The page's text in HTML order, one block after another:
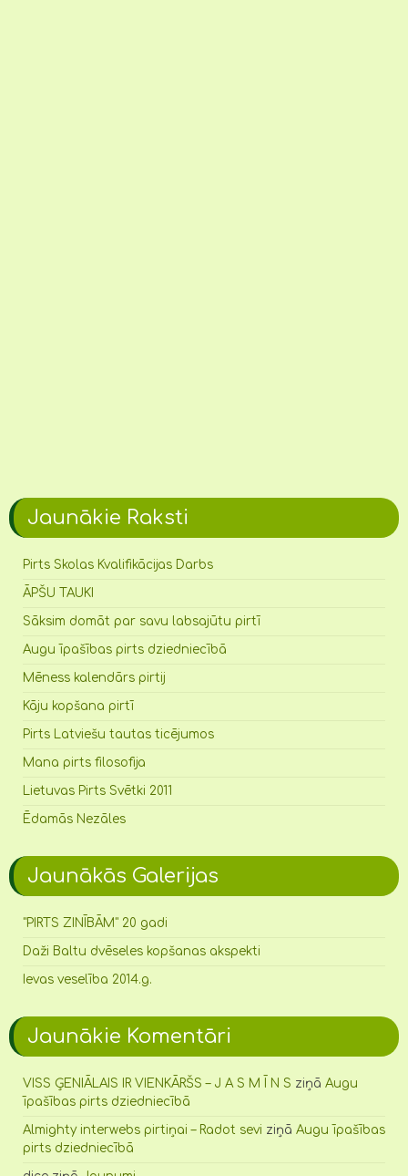
Jaunākie Raksti
Pirts Skolas Kvalifikācijas Darbs
ĀPŠU TAUKI
Sāksim domāt par savu labsajūtu pirtī
Augu īpašības pirts dziedniecībā
Mēness kalendārs pirtij
Kāju kopšana pirtī
Pirts Latviešu tautas ticējumos
Mana pirts filosofija
Lietuvas Pirts Svētki 2011
Ēdamās Nezāles
Jaunākās Galerijas
"PIRTS ZINĪBĀM" 20 gadi
Daži Baltu dvēseles kopšanas akspekti
Ievas veselība 2014.g.
Jaunākie Komentāri
VISS ĢENIĀLAIS IR VIENKĀRŠS – J A S M Ī N S ziņā Augu
īpašības pirts dziedniecībā
Almighty interwebs pirtiņai – Radot sevi ziņā Augu īpašības
pirts dziedniecībā